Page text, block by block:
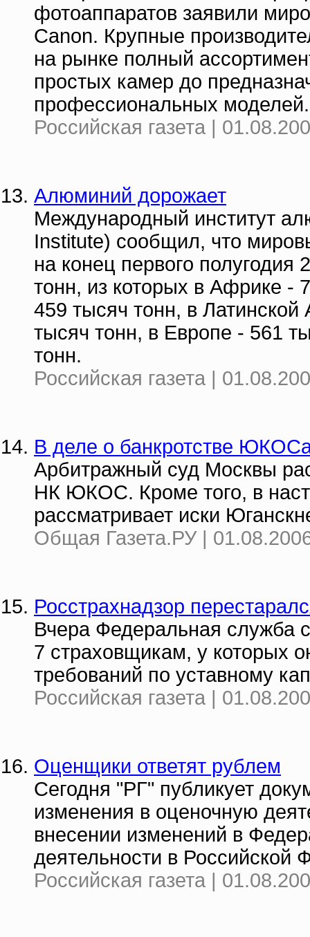
фотоаппаратов заявили
Canon. Крупные
на рынке полный
простых камер до
профессиональных моделей.
Российская газета |
Алюминий дорожает
Международный институт
Institute) сообщил, что
на конец первого
тонн, из которых в Африке -
459 тысяч тонн, в
тысяч тонн, в Европе - 561
тонн.
Российская газета |
В деле о банкротстве ЮКОСа
Арбитражный суд Москвы
НК ЮКОС. Кроме того, в
рассматривает иски
Общая Газета.РУ |
Росстрахнадзор
Вчера Федеральная служба
7 страховщикам, у которых
требований по уставному
Российская газета |
Оценщики ответят рублем
Сегодня "РГ" публикует
изменения в оценочную
внесении изменений в
деятельности в Российской
Российская газета |